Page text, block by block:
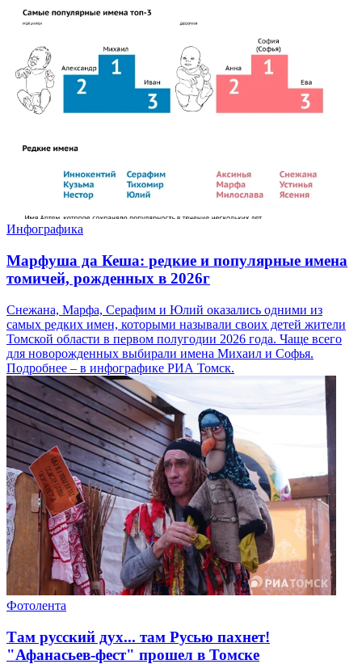
Инфографика
Марфуша да Кеша: редкие и популярные имена
томичей, рожденных в 2026г
Снежана, Марфа, Серафим и Юлий оказались одними из
самых редких имен, которыми называли своих детей жители
Томской области в первом полугодии 2026 года. Чаще всего
для новорожденных выбирали имена Михаил и Софья.
Подробнее – в инфографике РИА Томск.
Фотолента
Там русский дух... там Русью пахнет!
"Афанасьев-фест" прошел в Томске